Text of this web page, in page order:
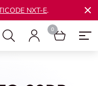
NXT-E.